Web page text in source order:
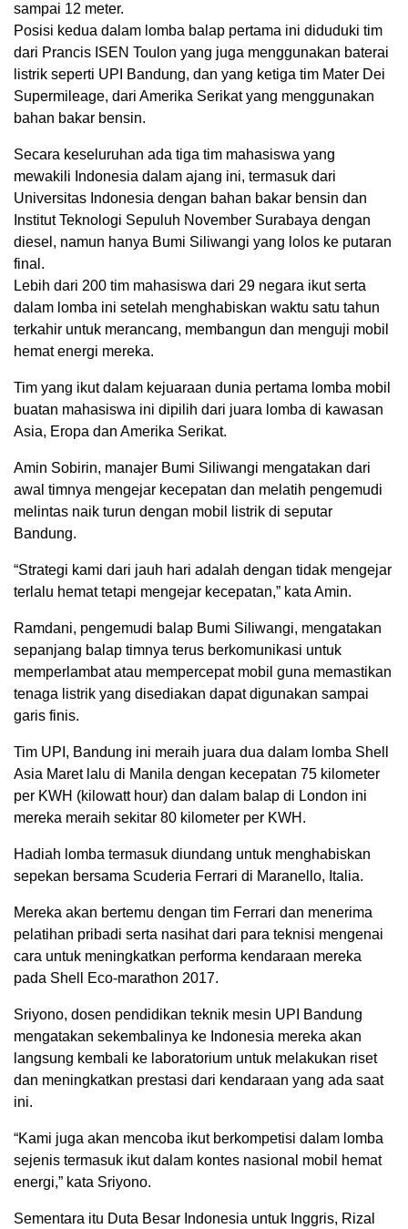
sampai 12 meter.
Posisi kedua dalam lomba balap pertama ini diduduki tim
dari Prancis ISEN Toulon yang juga menggunakan baterai
listrik seperti UPI Bandung, dan yang ketiga tim Mater Dei
Supermileage, dari Amerika Serikat yang menggunakan
bahan bakar bensin.
Secara keseluruhan ada tiga tim mahasiswa yang
mewakili Indonesia dalam ajang ini, termasuk dari
Universitas Indonesia dengan bahan bakar bensin dan
Institut Teknologi Sepuluh November Surabaya dengan
diesel, namun hanya Bumi Siliwangi yang lolos ke putaran
final.
Lebih dari 200 tim mahasiswa dari 29 negara ikut serta
dalam lomba ini setelah menghabiskan waktu satu tahun
terkahir untuk merancang, membangun dan menguji mobil
hemat energi mereka.
Tim yang ikut dalam kejuaraan dunia pertama lomba mobil
buatan mahasiswa ini dipilih dari juara lomba di kawasan
Asia, Eropa dan Amerika Serikat.
Amin Sobirin, manajer Bumi Siliwangi mengatakan dari
awal timnya mengejar kecepatan dan melatih pengemudi
melintas naik turun dengan mobil listrik di seputar
Bandung.
“Strategi kami dari jauh hari adalah dengan tidak mengejar
terlalu hemat tetapi mengejar kecepatan,” kata Amin.
Ramdani, pengemudi balap Bumi Siliwangi, mengatakan
sepanjang balap timnya terus berkomunikasi untuk
memperlambat atau mempercepat mobil guna memastikan
tenaga listrik yang disediakan dapat digunakan sampai
garis finis.
Tim UPI, Bandung ini meraih juara dua dalam lomba Shell
Asia Maret lalu di Manila dengan kecepatan 75 kilometer
per KWH (kilowatt hour) dan dalam balap di London ini
mereka meraih sekitar 80 kilometer per KWH.
Hadiah lomba termasuk diundang untuk menghabiskan
sepekan bersama Scuderia Ferrari di Maranello, Italia.
Mereka akan bertemu dengan tim Ferrari dan menerima
pelatihan pribadi serta nasihat dari para teknisi mengenai
cara untuk meningkatkan performa kendaraan mereka
pada Shell Eco-marathon 2017.
Sriyono, dosen pendidikan teknik mesin UPI Bandung
mengatakan sekembalinya ke Indonesia mereka akan
langsung kembali ke laboratorium untuk melakukan riset
dan meningkatkan prestasi dari kendaraan yang ada saat
ini.
“Kami juga akan mencoba ikut berkompetisi dalam lomba
sejenis termasuk ikut dalam kontes nasional mobil hemat
energi,” kata Sriyono.
Sementara itu Duta Besar Indonesia untuk Inggris, Rizal